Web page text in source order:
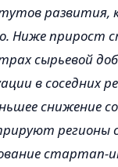
развития,
Ниже прирост
сырьевой
в соседних
снижение
регионы
стартап-